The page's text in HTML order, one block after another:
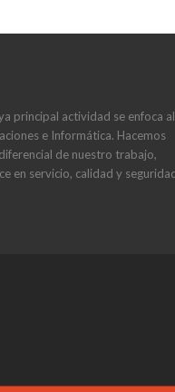
principal actividad se enfoca al
e Informática. Hacemos
de nuestro trabajo,
en servicio, calidad y